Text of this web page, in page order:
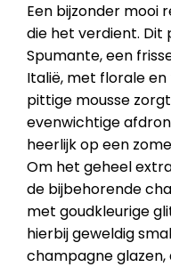
Een bijzonder mooi
die het verdient.
Spumante, een
Italië, met florale en
pittige mousse
evenwichtige
heerlijk op een
Om het geheel
de bijbehorende
met goudkleurige
hierbij geweldig
champagne glazen,